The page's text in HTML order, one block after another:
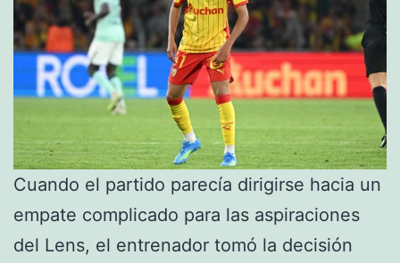
Cuando el partido parecía dirigirse hacia un
empate complicado para las aspiraciones
del Lens, el entrenador tomó la decisión